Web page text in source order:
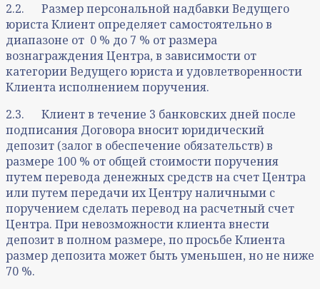
2.2. Размер персональной надбавки Ведущего
юриста Клиент определяет самостоятельно в
диапазоне от 0 % до 7 % от размера
вознаграждения Центра, в зависимости от
категории Ведущего юриста и удовлетворенности
Клиента исполнением поручения.
2.3. Клиент в течение 3 банковских дней после
подписания Договора вносит юридический
депозит (залог в обеспечение обязательств) в
размере 100 % от общей стоимости поручения
путем перевода денежных средств на счет Центра
или путем передачи их Центру наличными с
поручением сделать перевод на расчетный счет
Центра. При невозможности клиента внести
депозит в полном размере, по просьбе Клиента
размер депозита может быть уменьшен, но не ниже
70 %.